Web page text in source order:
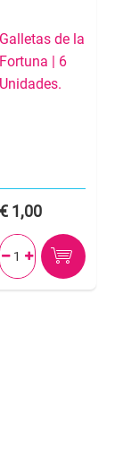
Galletas de la
Fortuna | 6
Unidades.
1,00
 